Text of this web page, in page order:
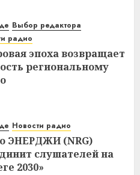
Выбор редактора
радио
эпоха возвращает
региональному
Новости радио
ЭНЕРДЖИ (NRG)
слушателей на
2030»